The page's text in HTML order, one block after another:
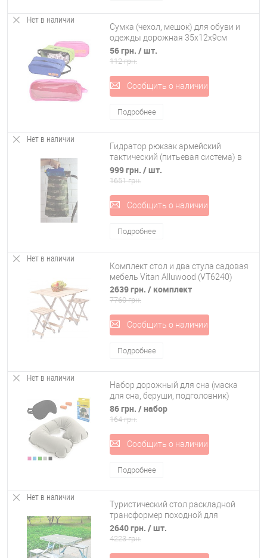
Нет в наличии
Сумка (чехол, мешок) для обуви и
одежды дорожная 35х12х9см
Stenson (R15626/R21145)
56 грн. / шт.
112 грн.
Сообщить о наличии
Подробнее
Нет в наличии
Гидратор рюкзак армейский
тактический (питьевая система) в
чехле OSPORT (ty-0025)
999 грн. / шт.
1651 грн.
Сообщить о наличии
Подробнее
Нет в наличии
Комплект стол и два стула садовая
мебель Vitan Alluwood (VT6240)
2639 грн. / комплект
7760 грн.
Сообщить о наличии
Подробнее
Нет в наличии
Набор дорожный для сна (маска
для сна, беруши, подголовник)
Stenson (R82824)
86 грн. / набор
164 грн.
Сообщить о наличии
Подробнее
Нет в наличии
Туристический стол раскладной
трансформер походной для
кемпинга и рыбалки Stenson (MH-
3302)
2640 грн. / шт.
4223 грн.